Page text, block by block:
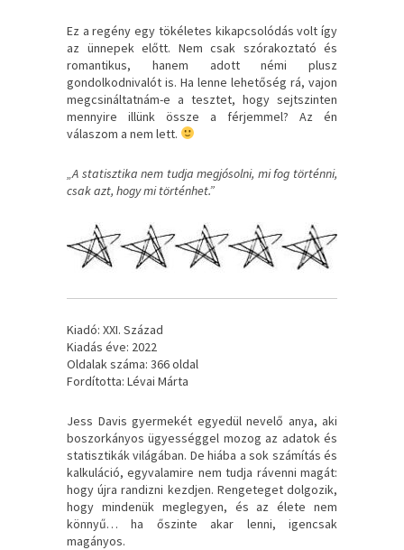
Ez a regény egy tökéletes kikapcsolódás volt így
az ünnepek előtt. Nem csak szórakoztató és
romantikus, hanem adott némi plusz
gondolkodnivalót is. Ha lenne lehetőség rá, vajon
megcsináltatnám-e a tesztet, hogy sejtszinten
mennyire illünk össze a férjemmel? Az én
válaszom a nem lett.
„A statisztika nem tudja megjósolni, mi fog történni,
csak azt, hogy mi történhet.”
Kiadó: XXI. Század
Kiadás éve: 2022
Oldalak száma: 366 oldal
Fordította: Lévai Márta
Jess ​Davis gyermekét egyedül nevelő anya, aki
boszorkányos ügyességgel mozog az adatok és
statisztikák világában. De hiába a sok számítás és
kalkuláció, egyvalamire nem tudja rávenni magát:
hogy újra randizni kezdjen. Rengeteget dolgozik,
hogy mindenük meglegyen, és az élete nem
könnyű… ha őszinte akar lenni, igencsak
magányos.